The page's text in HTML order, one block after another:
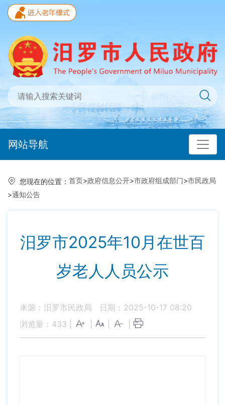
网站导航
您现在的位置： 首页>政府信息公开>市政府组成部门>市民政局
>通知公告
汨罗市2025年10月在世百
岁老人人员公示
来源：汨罗市民政局
日期：2025-10-17 08:20
浏览量： 433